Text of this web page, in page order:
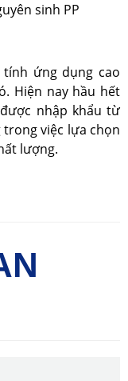
sinh PP
tính ứng dụng cao
Hiện nay hầu hết
nhập khẩu từ
việc lựa chọn
lượng.